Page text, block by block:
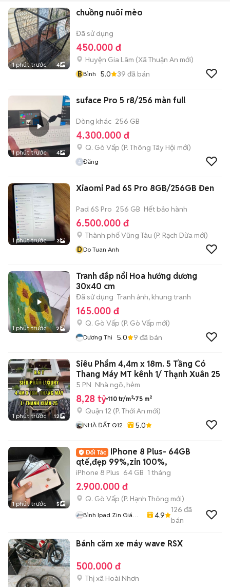
1 phút trước 4
chuồng nuôi mèo
Đã sử dụng
450.000 đ
Huyện Gia Lâm (Xã Thuận An mới)
BBình 5.0 39 đã bán
1 phút trước 4
suface Pro 5 r8/256 màn full
Dòng khác 256 GB
4.300.000 đ
Q. Gò Vấp (P. Thông Tây Hội mới)
Đăng
1 phút trước 3
Xiaomi Pad 6S Pro 8GB/256GB Đen
Pad 6S Pro 256 GB Hết bảo hành
6.500.000 đ
Thành phố Vũng Tàu (P. Rạch Dừa mới)
DDo Tuan Anh
1 phút trước 2
Tranh đắp nổi Hoa hướng dương
30x40 cm
Đã sử dụng Tranh ảnh, khung tranh
165.000 đ
Q. Gò Vấp (P. Gò Vấp mới)
Dương Thi 5.0 9 đã bán
1 phút trước 12
Siêu Phẩm 4,4m x 18m. 5 Tầng Có
Thang Máy MT kênh 1/ Thạnh Xuân 25
5 PN Nhà ngõ, hẻm
8,28 tỷ 110 tr/m² 75 m²
Quận 12 (P. Thới An mới)
NHÀ ĐẤT Q12 5.0
1 phút trước 5
IPhone 8 Plus- 64GB
qtế,đẹp 99%,zin 100%,
iPhone 8 Plus 64 GB 1 tháng
2.900.000 đ
Q. Gò Vấp (P. Hạnh Thông mới)
Bình Ipad Zin Giá
4.9
126 đã
bán
Bánh căm xe máy wave RSX
500.000 đ
Thị xã Hoài Nhơn